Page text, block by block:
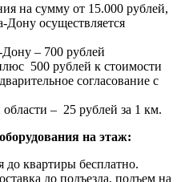
на сумму от 15.000 рублей,
Дону осуществляется
Дону – 700 рублей
500 рублей к стоимости
согласование с
– 25 рублей за 1 км.
на этаж:
до квартиры бесплатно.
до подъезда, подъем на